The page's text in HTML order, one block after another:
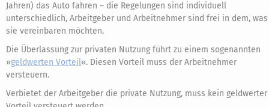
Jahren) das Auto fahren – die Regelungen sind individuell
unterschiedlich, Arbeitgeber und Arbeitnehmer sind frei in dem, was
sie vereinbaren möchten.
Die Überlassung zur privaten Nutzung führt zu einem sogenannten
»geldwerten Vorteil«. Diesen Vorteil muss der Arbeitnehmer
versteuern.
Verbietet der Arbeitgeber die private Nutzung, muss kein geldwerter